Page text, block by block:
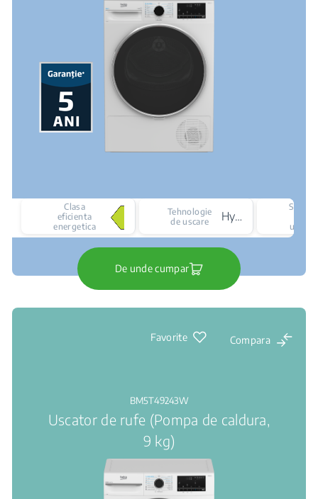
Clasa
eficienta
energetica
Tehnologie
de uscare
Hybrid 2
Senzor
uscare
De unde cumpar
Favorite Compara
BM5T49243W
Uscator de rufe (Pompa de caldura,
9 kg)